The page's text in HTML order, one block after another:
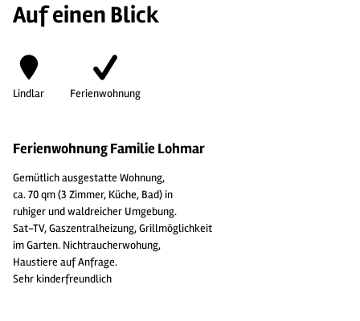
Auf einen Blick
Lindlar Ferienwohnung
Ferienwohnung Familie Lohmar
Gemütlich ausgestatte Wohnung,
ca. 70 qm (3 Zimmer, Küche, Bad) in
ruhiger und waldreicher Umgebung.
Sat-TV, Gaszentralheizung, Grillmöglichkeit
im Garten. Nichtraucherwohung,
Haustiere auf Anfrage.
Sehr kinderfreundlich